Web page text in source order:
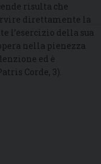
risulta che
direttamente la
l’esercizio della sua
nella pienezza
ed è
Corde, 3).